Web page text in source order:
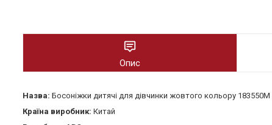
Опис
Назва: Босоніжки дитячі для дівчинки жовтого кольору 183550M
Країна виробник: Китай